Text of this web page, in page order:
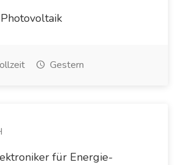
Gestern
für Energie-